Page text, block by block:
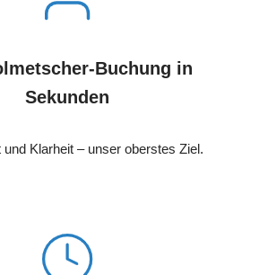
Buchung in
Sekunden
und Klarheit – unser oberstes Ziel.